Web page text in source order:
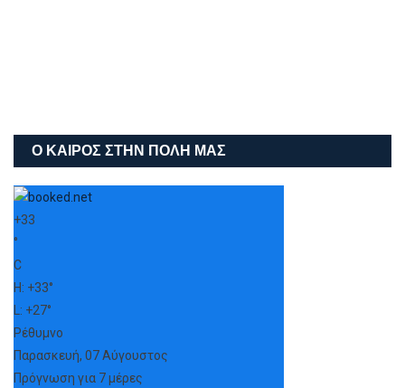
Ο ΚΑΙΡΌΣ ΣΤΗΝ ΠΌΛΗ ΜΑΣ
+33
°
C
H: +33°
L: +27°
Ρέθυμνο
Παρασκευή, 07 Αύγουστος
Πρόγνωση για 7 μέρες